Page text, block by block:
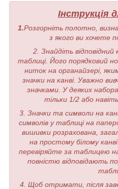
Інструкція
1.Розгорніть полотно,
з якого ви хочете
2. Знайдіть
таблиці. Його порядковий
ниток на органайзері,
значки на канві. Уважно
значками. У деяких
тільки 1/2 або
3. Значки та символи на
символів у таблиці на
вишивки розрахована,
на простому білому
перевіряйте за таблицею
повністю відповідають
4. Щоб отримати, після